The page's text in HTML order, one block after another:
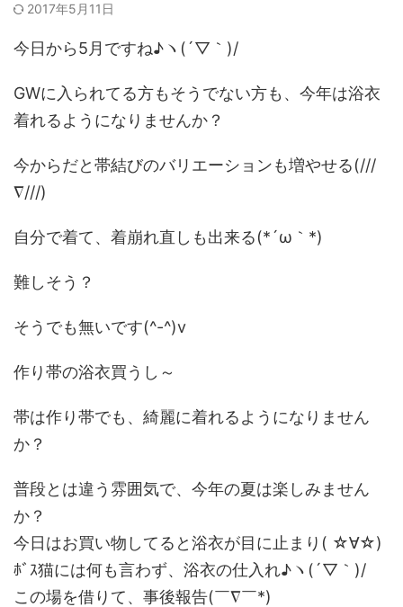
2017年5月11日
今日から5月ですね♪ヽ(´▽｀)/
GWに入られてる方もそうでない方も、今年は浴衣
着れるようになりませんか？
今からだと帯結びのバリエーションも増やせる(///
∇///)
自分で着て、着崩れ直しも出来る(*´ω｀*)
難しそう？
そうでも無いです(^-^)v
作り帯の浴衣買うし～
帯は作り帯でも、綺麗に着れるようになりません
か？
普段とは違う雰囲気で、今年の夏は楽しみません
か？
今日はお買い物してると浴衣が目に止まり( ☆∀☆)
ﾎﾞｽ猫には何も言わず、浴衣の仕入れ♪ヽ(´▽｀)/
この場を借りて、事後報告(￣∇￣*)ゞ